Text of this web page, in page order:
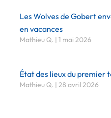
Les Wolves de Gobert
en vacances
Mathieu Q. 1 mai 2026
État des lieux du premier
Mathieu Q. 28 avril 2026